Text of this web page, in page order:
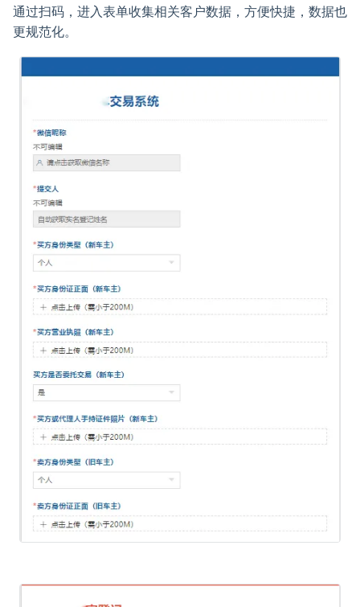
通过扫码，进入表单收集相关客户数据，方便快捷，数据也
更规范化。